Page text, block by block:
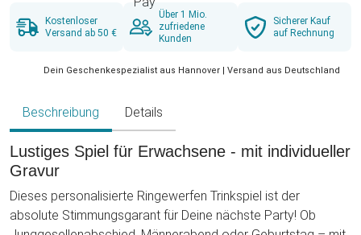
Kostenloser
Versand ab 50 €
Über 1 Mio.
zufriedene
Kunden
Sicherer Kauf
auf Rechnung
Dein Geschenkespezialist aus Hannover | Versand aus Deutschland
Beschreibung Details
Lustiges Spiel für Erwachsene - mit individueller
Gravur
Dieses personalisierte Ringewerfen Trinkspiel ist der
absolute Stimmungsgarant für Deine nächste Party! Ob